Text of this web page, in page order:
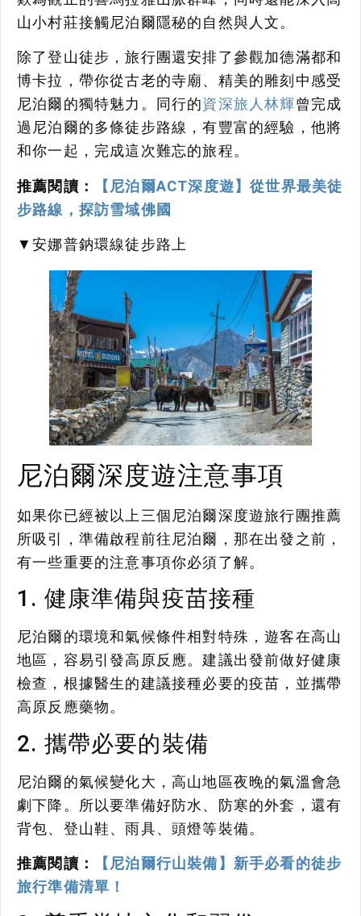
山小村莊接觸尼泊爾隱秘的自然與人文。
除了登山徒步，旅行團還安排了參觀加德滿都和
博卡拉，帶你從古老的寺廟、精美的雕刻中感受
尼泊爾的獨特魅力。同行的資深旅人林輝曾完成
過尼泊爾的多條徒步路線，有豐富的經驗，他將
和你一起，完成這次難忘的旅程。
推薦閱讀：
【尼泊爾ACT深度遊】從世界最美徒
步路線，探訪雪域佛國
▼安娜普鈉環線徒步路上
尼泊爾深度遊注意事項
如果你已經被以上三個尼泊爾深度遊旅行團推薦
所吸引，準備啟程前往尼泊爾，那在出發之前，
有一些重要的注意事項你必須了解。
1. 健康準備與疫苗接種
尼泊爾的環境和氣候條件相對特殊，遊客在高山
地區，容易引發高原反應。建議出發前做好健康
檢查，根據醫生的建議接種必要的疫苗，並攜帶
高原反應藥物。
2. 攜帶必要的裝備
尼泊爾的氣候變化大，高山地區夜晚的氣溫會急
劇下降。所以要準備好防水、防寒的外套，還有
背包、登山鞋、雨具、頭燈等裝備。
推薦閱讀：
【尼泊爾行山裝備】新手必看的徒步
旅行準備清單！